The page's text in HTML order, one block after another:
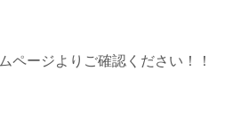
ページよりご確認ください！！